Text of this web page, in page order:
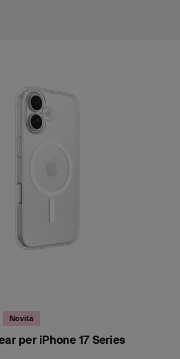
Novità
per iPhone 17 Series